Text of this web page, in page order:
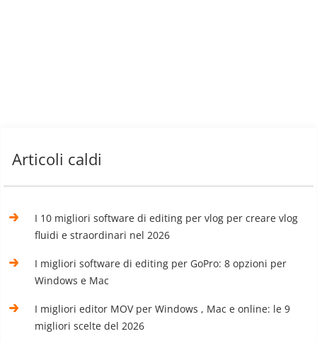
Articoli caldi
I 10 migliori software di editing per vlog per creare vlog
fluidi e straordinari nel 2026
I migliori software di editing per GoPro: 8 opzioni per
Windows e Mac
I migliori editor MOV per Windows , Mac e online: le 9
migliori scelte del 2026